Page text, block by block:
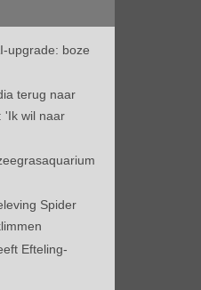
upgrade: boze
terug naar
'Ik wil naar
Spider
Efteling-